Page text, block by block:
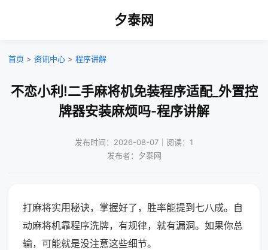
夕泰网
首页 > 资讯中心 > 程序讲解
不恋小利!二手麻将机免装程序适配_外置控
牌器安装麻烦吗-程序讲解
发布时间：2026-08-07｜阅读：1
发布者：夕泰网
打麻将实用秘诀，掌握好了，胜率能提到七八成。自
动麻将机靠程序洗牌，有规律，就有漏洞。如果你总
输，可能就是没注意这些细节。